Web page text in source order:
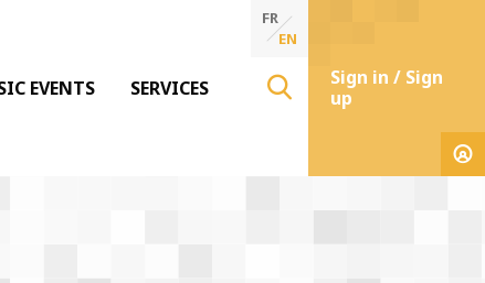
EVENTS SERVICES
FR
EN
Sign in / Sign
up